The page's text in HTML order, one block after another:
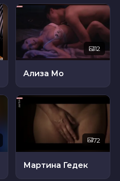
12
Ализа Мо
72
Мартина Гедек